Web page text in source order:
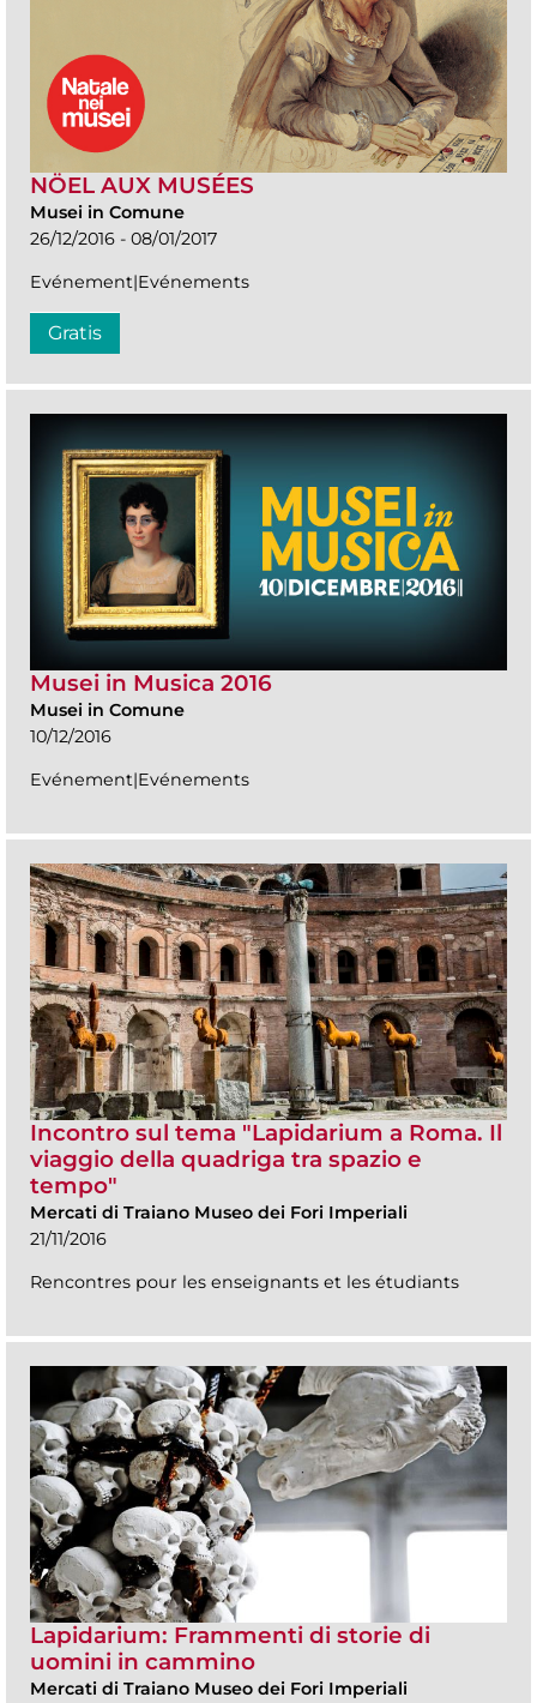
NÖEL AUX MUSÉES
Musei in Comune
26/12/2016 - 08/01/2017
Evénement|Evénements
Gratis
Musei in Musica 2016
Musei in Comune
10/12/2016
Evénement|Evénements
Incontro sul tema "Lapidarium a Roma. Il
viaggio della quadriga tra spazio e
tempo"
Mercati di Traiano Museo dei Fori Imperiali
21/11/2016
Rencontres pour les enseignants et les étudiants
Lapidarium: Frammenti di storie di
uomini in cammino
Mercati di Traiano Museo dei Fori Imperiali